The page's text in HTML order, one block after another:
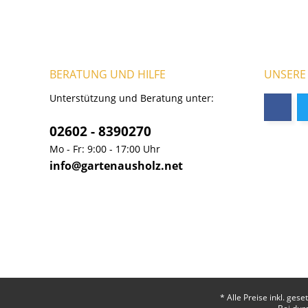
BERATUNG UND HILFE
Unterstützung und Beratung unter:
02602 - 8390270
Mo - Fr: 9:00 - 17:00 Uhr
info@gartenausholz.net
* Alle Preise inkl.